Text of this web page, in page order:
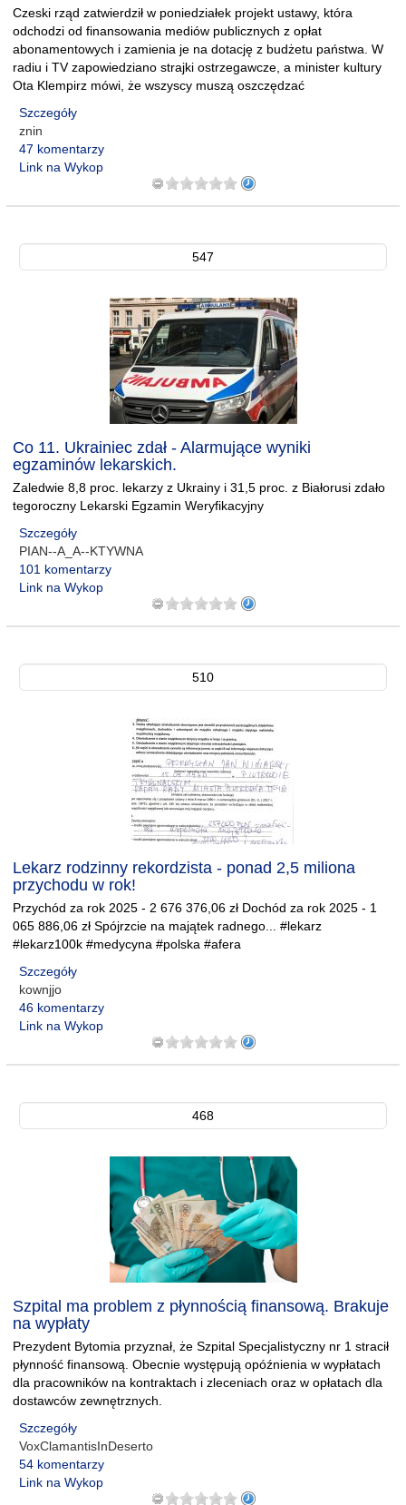
Czeski rząd zatwierdził w poniedziałek projekt ustawy, która
odchodzi od finansowania mediów publicznych z opłat
abonamentowych i zamienia je na dotację z budżetu państwa. W
radiu i TV zapowiedziano strajki ostrzegawcze, a minister kultury
Ota Klempirz mówi, że wszyscy muszą oszczędzać
Szczegóły
znin
47 komentarzy
Link na Wykop
547
Co 11. Ukrainiec zdał - Alarmujące wyniki
egzaminów lekarskich.
Zaledwie 8,8 proc. lekarzy z Ukrainy i 31,5 proc. z Białorusi zdało
tegoroczny Lekarski Egzamin Weryfikacyjny
Szczegóły
PIAN--A_A--KTYWNA
101 komentarzy
Link na Wykop
510
Lekarz rodzinny rekordzista - ponad 2,5 miliona
przychodu w rok!
Przychód za rok 2025 - 2 676 376,06 zł Dochód za rok 2025 - 1
065 886,06 zł Spójrzcie na majątek radnego... #lekarz
#lekarz100k #medycyna #polska #afera
Szczegóły
kownjjo
46 komentarzy
Link na Wykop
468
Szpital ma problem z płynnością finansową. Brakuje
na wypłaty
Prezydent Bytomia przyznał, że Szpital Specjalistyczny nr 1 stracił
płynność finansową. Obecnie występują opóźnienia w wypłatach
dla pracowników na kontraktach i zleceniach oraz w opłatach dla
dostawców zewnętrznych.
Szczegóły
VoxClamantisInDeserto
54 komentarzy
Link na Wykop